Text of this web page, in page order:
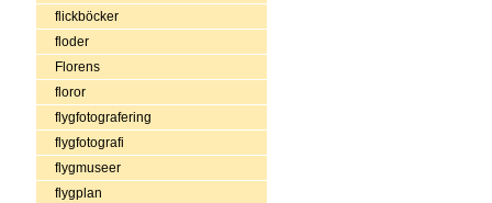
flickböcker
floder
Florens
floror
flygfotografering
flygfotografi
flygmuseer
flygplan